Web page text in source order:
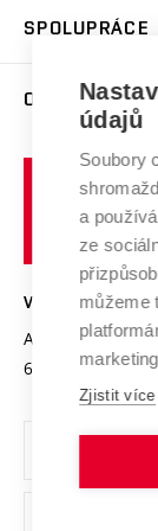
Celoživotní
E-přihláška
Harmonogram
Závěrečné práce
Doktorské
Zpracování
Sociální bezpečí
Studium bez
Podpora
Mezinárodní
Systém
Výzkumné
Transfer znalostí
Open Science
Projekty
Projekty ze
Specifický výzkum
SPOLUPRÁCE
Firemní
Zahraniční
Spolupráce se
Mezinárodní
Univerzitní sítě
O UNIVERZITĚ
Profil univerzity
Udržitelná
Podnikavá
Bezpečná
Vyznamenání
Organizační
Ochrana
VYSOKÉ UČENÍ
Antonínská 548/
602 00 Brno
údajů
Soubory
a
ze
můžeme
Zjistit více